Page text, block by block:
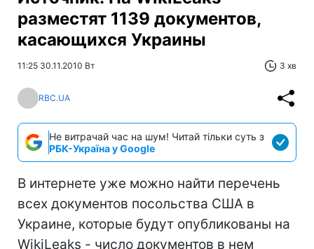
разместят 1139 документов,
касающихся Украины
11:25 30.11.2010 Вт 3 хв
RBC.UA
Не витрачай час на шум! Читай тільки суть з
РБК-Україна у Google
В интернете уже можно найти перечень
всех документов посольства США в
Украине, которые будут опубликованы на
WikiLeaks - число документов в нем